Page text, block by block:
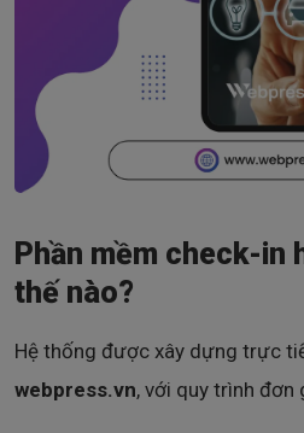
Phần mềm check-in
thế nào?
Hệ thống được xây dựng trực
webpress.vn, với quy trình đơn